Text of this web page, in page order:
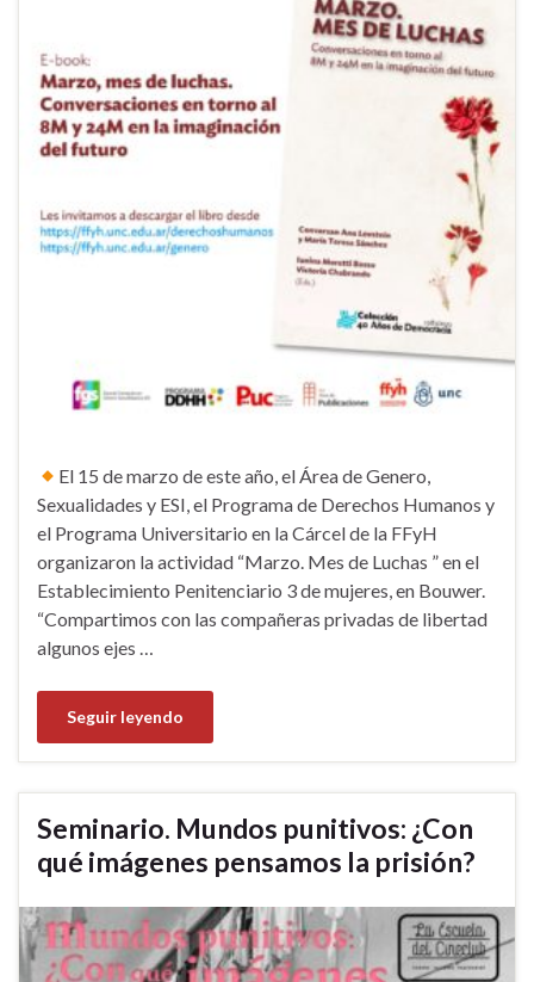
El 15 de marzo de este año, el Área de Genero,
Sexualidades y ESI, el Programa de Derechos Humanos y
el Programa Universitario en la Cárcel de la FFyH
organizaron la actividad “Marzo. Mes de Luchas ” en el
Establecimiento Penitenciario 3 de mujeres, en Bouwer.
“Compartimos con las compañeras privadas de libertad
algunos ejes …
Seguir leyendo
Seminario. Mundos punitivos: ¿Con
qué imágenes pensamos la prisión?